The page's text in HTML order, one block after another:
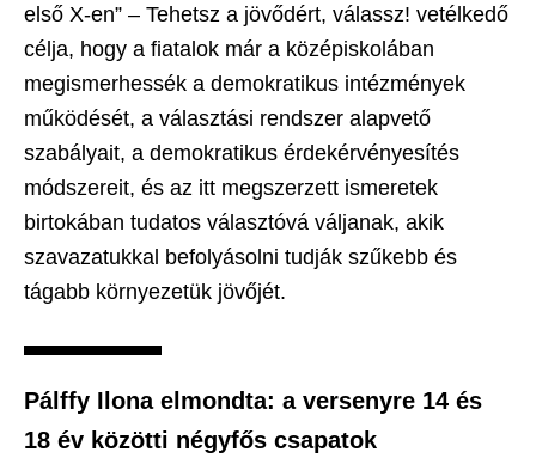
első X-en” – Tehetsz a jövődért, válassz! vetélkedő
célja, hogy a fiatalok már a középiskolában
megismerhessék a demokratikus intézmények
működését, a választási rendszer alapvető
szabályait, a demokratikus érdekérvényesítés
módszereit, és az itt megszerzett ismeretek
birtokában tudatos választóvá váljanak, akik
szavazatukkal befolyásolni tudják szűkebb és
tágabb környezetük jövőjét.
Pálffy Ilona elmondta: a versenyre 14 és
18 év közötti négyfős csapatok